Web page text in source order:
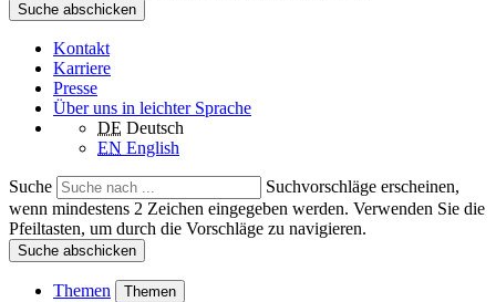
Suche abschicken
Kontakt
Karriere
Presse
Über uns in leichter Sprache
DE Deutsch
EN English
Suche
Suchvorschläge erscheinen,
wenn mindestens 2 Zeichen eingegeben werden. Verwenden Sie die
Pfeiltasten, um durch die Vorschläge zu navigieren.
Suche abschicken
Themen
Themen